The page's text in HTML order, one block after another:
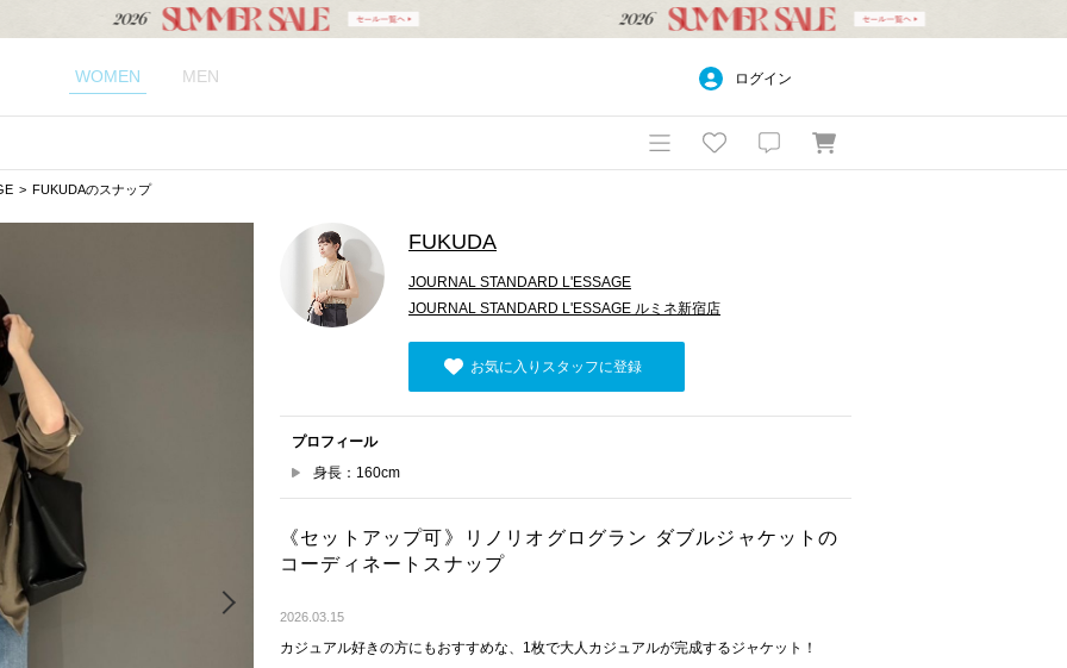
WOMEN MEN ログイン
FUKUDAのスナップ
FUKUDA
JOURNAL STANDARD L'ESSAGE
JOURNAL STANDARD L'ESSAGE ルミネ新宿店
お気に入りスタッフに登録
プロフィール
身長：160cm
《セットアップ可》リノリオグログラン ダブルジャケットの
コーディネートスナップ
2026.03.15
カジュアル好きの方にもおすすめな、1枚で大人カジュアルが完成するジャケット！